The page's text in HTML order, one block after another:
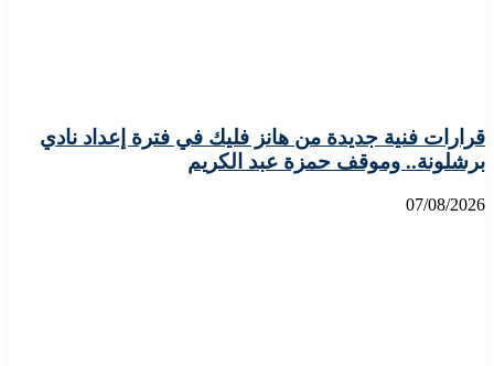
قرارات فنية جديدة من هانز فليك في فترة إعداد نادي
برشلونة.. وموقف حمزة عبد الكريم
07/08/2026